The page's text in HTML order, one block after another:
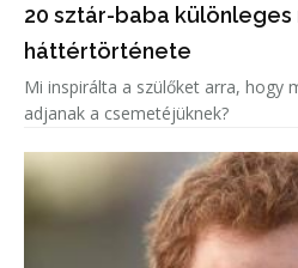
20 sztár-baba különleges
háttértörténete
Mi inspirálta a szülőket arra, hogy
adjanak a csemetéjüknek?